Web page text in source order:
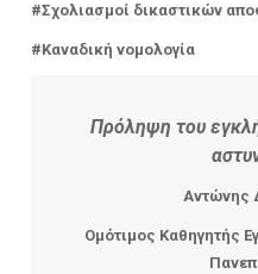
#Σχολιασμοί δικαστικών
#Καναδική νομολογία
Πρόληψη του
Αντώνης
Ομότιμος Καθηγητής